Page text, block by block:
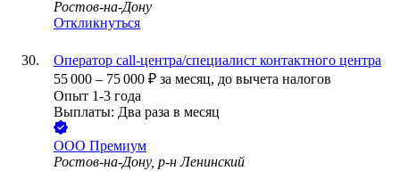
Ростов-на-Дону
Откликнуться
Оператор call-центра/специалист контактного центра
55 000 – 75 000 ₽ за месяц, до вычета налогов
Опыт 1-3 года
Выплаты: Два раза в месяц
ООО Премиум
Ростов-на-Дону, р-н Ленинский